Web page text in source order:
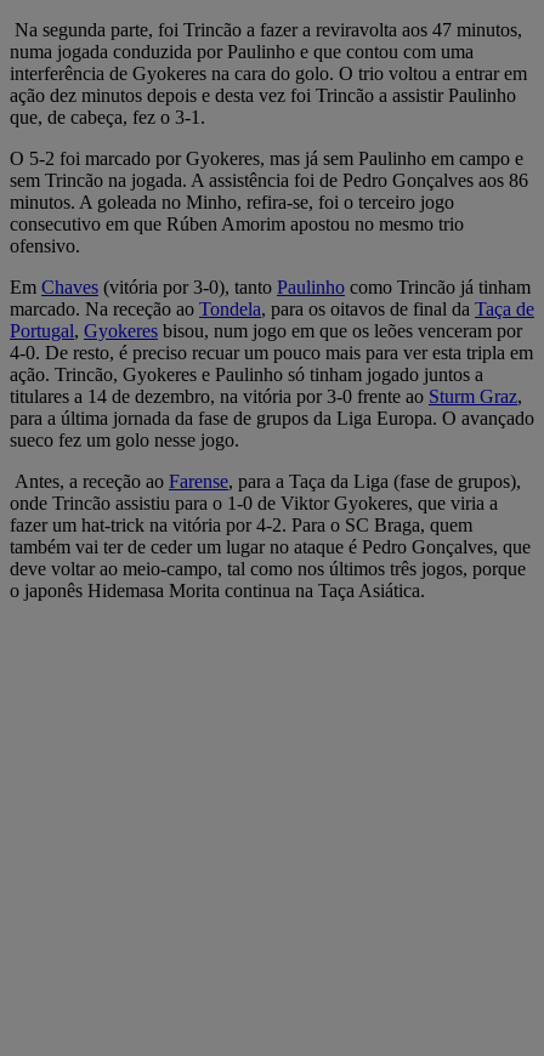
Na segunda parte, foi Trincão a fazer a reviravolta aos 47 minutos,
numa jogada conduzida por Paulinho e que contou com uma
interferência de Gyokeres na cara do golo. O trio voltou a entrar em
ação dez minutos depois e desta vez foi Trincão a assistir Paulinho
que, de cabeça, fez o 3-1.
O 5-2 foi marcado por Gyokeres, mas já sem Paulinho em campo e
sem Trincão na jogada. A assistência foi de Pedro Gonçalves aos 86
minutos. A goleada no Minho, refira-se, foi o terceiro jogo
consecutivo em que Rúben Amorim apostou no mesmo trio
ofensivo.
Em Chaves (vitória por 3-0), tanto Paulinho como Trincão já tinham
marcado. Na receção ao Tondela, para os oitavos de final da Taça de
Portugal, Gyokeres bisou, num jogo em que os leões venceram por
4-0. De resto, é preciso recuar um pouco mais para ver esta tripla em
ação. Trincão, Gyokeres e Paulinho só tinham jogado juntos a
titulares a 14 de dezembro, na vitória por 3-0 frente ao Sturm Graz,
para a última jornada da fase de grupos da Liga Europa. O avançado
sueco fez um golo nesse jogo.
Antes, a receção ao Farense, para a Taça da Liga (fase de grupos),
onde Trincão assistiu para o 1-0 de Viktor Gyokeres, que viria a
fazer um hat-trick na vitória por 4-2. Para o SC Braga, quem
também vai ter de ceder um lugar no ataque é Pedro Gonçalves, que
deve voltar ao meio-campo, tal como nos últimos três jogos, porque
o japonês Hidemasa Morita continua na Taça Asiática.